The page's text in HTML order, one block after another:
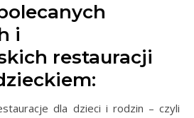
i
restauracji
dla dzieci i rodzin – czyli